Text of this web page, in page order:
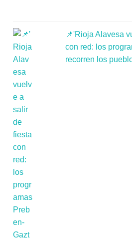
📌'Rioja Alavesa
con red: los
recorren los